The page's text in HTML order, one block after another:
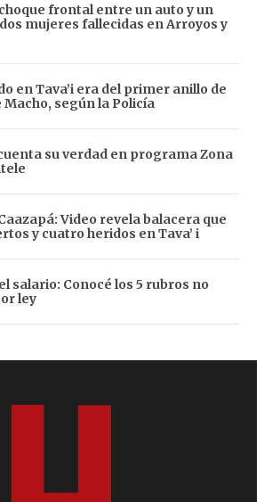
frontal entre un auto y un
mujeres fallecidas en Arroyos y
en Tava’i era del primer anillo de
según la Policía
su verdad en programa Zona
Video revela balacera que
y cuatro heridos en Tava’ i
salario: Conocé los 5 rubros no
ley